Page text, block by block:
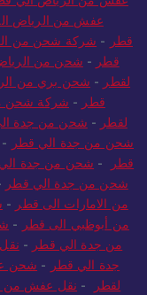
عفش من الرياض
قطر - شركة شحن من
قطر - شحن من
لقطر - شحن بري من
قطر - شركة شحن
لقطر - شحن من جدة
شحن من جدة الي قطر -
قطر
- شحن من جدة
شحن من جدة الي قطر
من الامارات الى قطر -
من أبوظبي الى قطر -
من جدة الي قطر -
جدة الي قطر - شحن
لقطر
- نقل عفش من